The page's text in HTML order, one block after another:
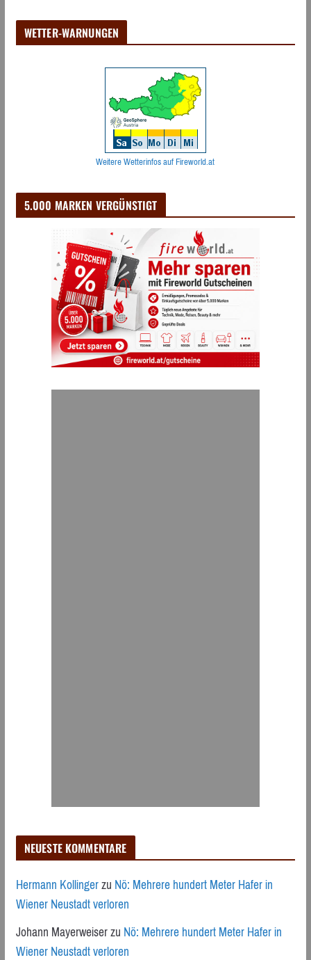
WETTER-WARNUNGEN
Weitere Wetterinfos auf Fireworld.at
5.000 MARKEN VERGÜNSTIGT
NEUESTE KOMMENTARE
Hermann KollingerzuNö: Mehrere hundert Meter Hafer in
Wiener Neustadt verloren
Johann MayerweiserzuNö: Mehrere hundert Meter Hafer in
Wiener Neustadt verloren